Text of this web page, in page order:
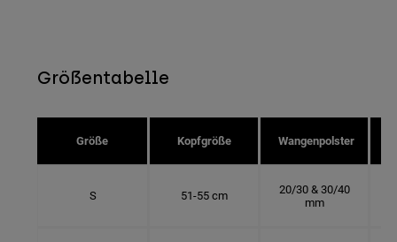
Größentabelle
Größe Kopfgröße Wangenpolster
S 51-55 cm
20/30 & 30/40
mm